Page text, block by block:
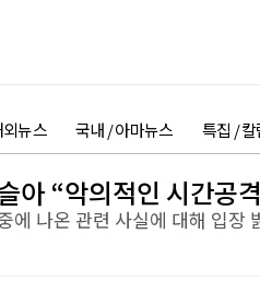
뉴스 국내 / 아마뉴스 특집 / 칼
아 “악의적인 시간공
에 나온 관련 사실에 대해 입장